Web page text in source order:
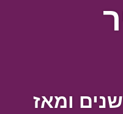
אבי סלומה פעיל רמת-גני מוכר ובולט. מתגורר ברמת גן 32 שנים ומאז